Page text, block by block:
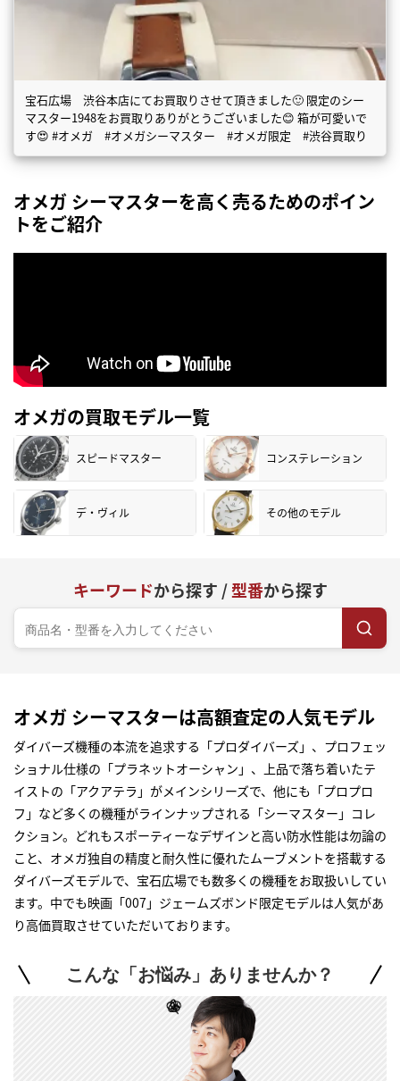
宝石広場 渋谷本店にてお買取りさせて頂きました🙂 限定のシー
マスター1948をお買取りありがとうございました😊 箱が可愛いで
す😍 #オメガ #オメガシーマスター #オメガ限定 #渋谷買取り
オメガ シーマスターを高く売るためのポイン
トをご紹介
オメガの買取モデル一覧
スピードマスター コンステレーション
デ・ヴィル その他のモデル
キーワードから探す /型番から探す
オメガ シーマスターは高額査定の人気モデル
ダイバーズ機種の本流を追求する「プロダイバーズ」、プロフェッ
ショナル仕様の「プラネットオーシャン」、上品で落ち着いたテ
イストの「アクアテラ」がメインシリーズで、他にも「プロプロ
フ」など多くの機種がラインナップされる「シーマスター」コレ
クション。どれもスポーティーなデザインと高い防水性能は勿論の
こと、オメガ独自の精度と耐久性に優れたムーブメントを搭載する
ダイバーズモデルで、宝石広場でも数多くの機種をお取扱いしてい
ます。中でも映画「007」ジェームズボンド限定モデルは人気があ
り高価買取させていただいております。
こんな「お悩み」ありませんか？